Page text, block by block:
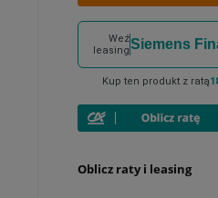
Weź
leasingSiemens
Kup ten produkt z ratą
Oblicz raty i leasing